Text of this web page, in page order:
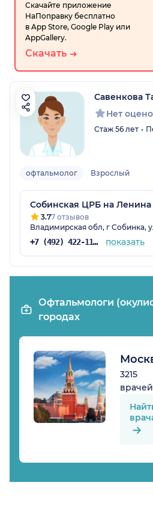
Скачайте приложение
НаПоправку бесплатно
в App Store, Google Play или
AppGallery.
Скачать
Савенкова
Нет
Стаж 56 лет
офтальмолог Взрослый
Собинская ЦРБ на Ленина
3.77 отзывов
Владимирская обл, г Собинка,
+7 (492) 422-11-75 показать
Офтальмологи
городах
3215
врачей